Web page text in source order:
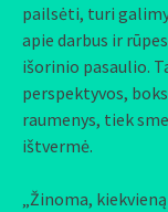
pailsėti, turi
apie darbus ir
išorinio pasaulio.
perspektyvos,
raumenys, tiek
ištvermė.
„Žinoma,